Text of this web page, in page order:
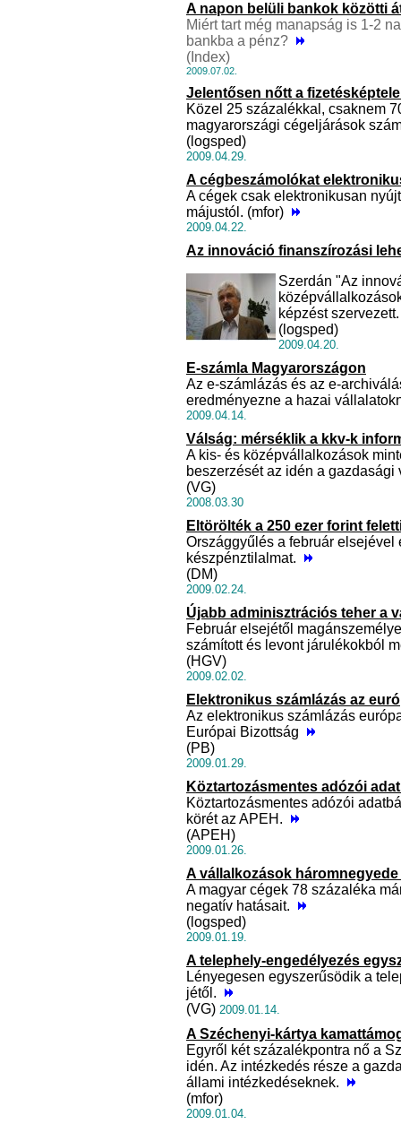
A napon belüli bankok közötti
Miért tart még manapság is 1-2
bankba a pénz?
(Index)
2009.07.02.
Jelentősen nőtt a
Közel 25 százalékkal, csaknem
magyarországi cégeljárások
(logsped)
2009.04.29.
A cégbeszámolókat
A cégek csak elektronikusan
májustól. (mfor)
2009.04.22.
Az innováció finanszírozási
Szerdán "Az
képzést
(logsped)
2009.04.20.
E-számla Magyarországon
Az e-számlázás és az e-
eredményezne a hazai
2009.04.14.
Válság: mérséklik a kkv-k
A kis- és középvállalkozások
beszerzését az idén a
(VG)
2008.03.30
Eltörölték a 250 ezer forint
Országgyűlés a február elsejével
készpénztilalmat.
(DM)
2009.02.24.
Újabb adminisztrációs teher a
Február elsejétől
számított és levont járulékokból
(HGV)
2009.02.02.
Elektronikus számlázás az
Az elektronikus számlázás
Európai Bizottság
(PB)
2009.01.29.
Köztartozásmentes adózói
Köztartozásmentes adózói
körét az APEH.
(APEH)
2009.01.26.
A vállalkozások
A magyar cégek 78 százaléka
negatív hatásait.
(logsped)
2009.01.19.
A telephely-engedélyezés
Lényegesen egyszerűsödik a
jétől.
(VG) 2009.01.14.
A Széchenyi-kártya
Egyről két százalékpontra nő a
idén. Az intézkedés része a
állami intézkedéseknek.
(mfor)
2009.01.04.